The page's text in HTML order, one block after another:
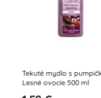
Tekuté mydlo s
Pomaranč 500 ml